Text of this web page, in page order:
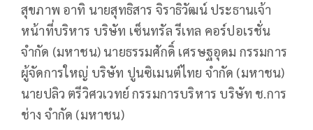
สุขภาพ อาทิ นายสุทธิสาร จิราธิวัฒน์ ประธานเจ้า
หน้าที่บริหาร บริษัท เซ็นทรัล รีเทล คอร์ปอเรชั่น
จำกัด (มหาชน) นายธรรมศักดิ์ เศรษฐอุดม กรรมการ
ผู้จัดการใหญ่ บริษัท ปูนซิเมนต์ไทย จำกัด (มหาชน)
นายปลิว ตรีวิศวเวทย์ กรรมการบริหาร บริษัท ช.การ
ช่าง จำกัด (มหาชน)